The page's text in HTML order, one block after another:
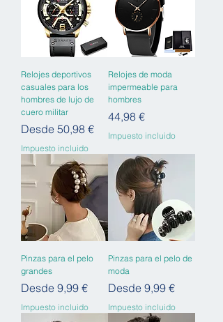
Relojes deportivos
casuales para los
hombres de lujo de
cuero militar
Desde 50,98 €
Precio de oferta
Impuesto incluido
Relojes de moda
impermeable para
hombres
Precio
44,98 €
Impuesto incluido
Pinzas para el pelo
grandes
Desde 9,99 €
Precio de oferta
Impuesto incluido
Pinzas para el pelo de
moda
Desde 9,99 €
Precio de oferta
Impuesto incluido